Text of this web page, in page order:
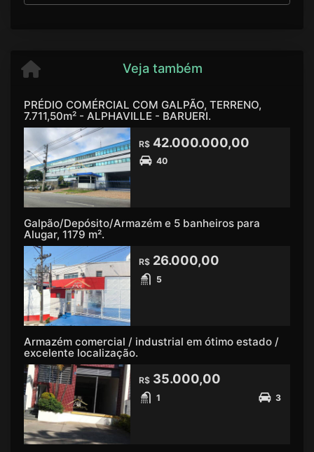
Veja também
PRÉDIO COMÉRCIAL COM GALPÃO, TERRENO,
7.711,50m² - ALPHAVILLE - BARUERI.
R$ 42.000.000,00
40
Galpão/Depósito/Armazém e 5 banheiros para
Alugar, 1179 m².
R$ 26.000,00
5
Armazém comercial / industrial em ótimo estado /
excelente localização.
R$ 35.000,00
1 3